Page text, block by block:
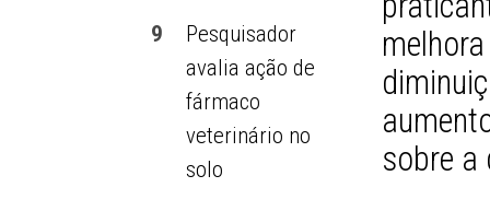
9
Pesquisador
avalia ação de
fármaco
veterinário no
solo
sobre a